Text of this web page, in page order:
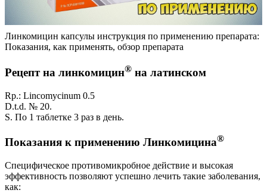
Линкомицин капсулы инструкция по применению препарата:
Показания, как применять, обзор препарата
Рецепт на линкомицин® на латинском
Rp.: Lincomycinum 0.5
D.t.d. № 20.
S. По 1 таблетке 3 раз в день.
Показания к применению Линкомицина®
Специфическое противомикробное действие и высокая
эффективность позволяют успешно лечить такие заболевания,
как: